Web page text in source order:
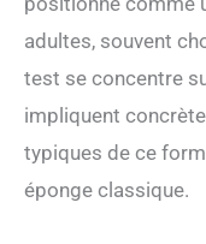
adultes, souvent
test se concentre
impliquent
typiques de ce
éponge classique.